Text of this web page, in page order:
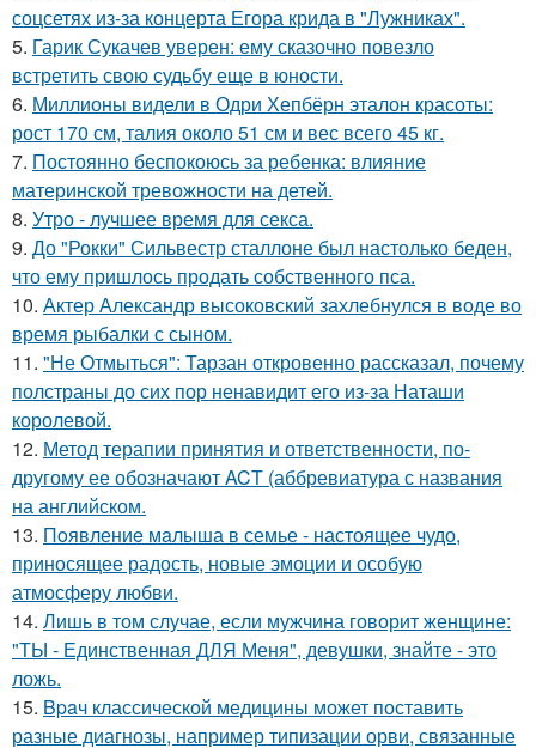
соцсетях из-за концерта Егора крида в "Лужниках".
5. Гарик Сукачев уверен: ему сказочно повезло
встретить свою судьбу еще в юности.
6. Миллионы видели в Одри Хепбёрн эталон красоты:
рост 170 см, талия около 51 см и вес всего 45 кг.
7. Постоянно беспокоюсь за ребенка: влияние
материнской тревожности на детей.
8. Утро - лучшее время для секса.
9. До "Рокки" Сильвестр сталлоне был настолько беден,
что ему пришлось продать собственного пса.
10. Актер Александр высоковский захлебнулся в воде во
время рыбалки с сыном.
11. "Не Отмыться": Тарзан откровенно рассказал, почему
полстраны до сих пор ненавидит его из-за Наташи
королевой.
12. Метод терапии принятия и ответственности, по-
другому ее обозначают ACT (аббревиатура с названия
на английском.
13. Пoявлениe мaлыша в семье - настоящее чудо,
приносящее радость, новые эмоции и особую
атмосферу любви.
14. Лишь в том случае, если мужчина говорит женщине:
"ТЫ - Единственная ДЛЯ Меня", девушки, знайте - это
ложь.
15. Bpaч классической медицины может поставить
разные диагнозы, например типизации орви, связанные